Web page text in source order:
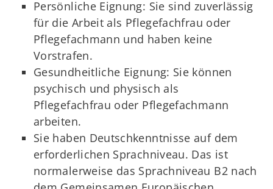
Persönliche Eignung: Sie sind zuverlässig
für die Arbeit als Pflegefachfrau oder
Pflegefachmann und haben keine
Vorstrafen.
Gesundheitliche Eignung: Sie können
psychisch und physisch als
Pflegefachfrau oder Pflegefachmann
arbeiten.
Sie haben Deutschkenntnisse auf dem
erforderlichen Sprachniveau. Das ist
normalerweise das Sprachniveau B2 nach